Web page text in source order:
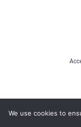
We use cookies to